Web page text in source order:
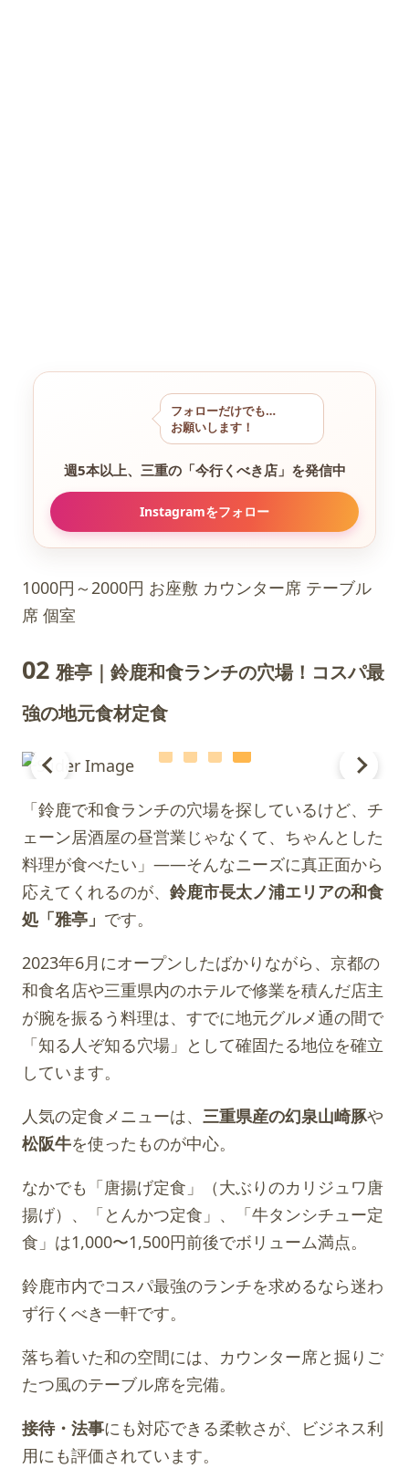
フォローだけでも…
お願いします！
週5本以上、三重の「今行くべき店」を発信中
Instagramをフォロー
1000円～2000円 お座敷 カウンター席 テーブル
席 個室
02 雅亭｜鈴鹿和食ランチの穴場！コスパ最
強の地元食材定食
「鈴鹿で和食ランチの穴場を探しているけど、チ
ェーン居酒屋の昼営業じゃなくて、ちゃんとした
料理が食べたい」——そんなニーズに真正面から
応えてくれるのが、 鈴鹿市長太ノ浦エリアの和食
処「雅亭」 です。
2023年6月にオープンしたばかりながら、京都の
和食名店や三重県内のホテルで修業を積んだ店主
が腕を振るう料理は、すでに地元グルメ通の間で
「知る人ぞ知る穴場」として確固たる地位を確立
しています。
人気の定食メニューは、 三重県産の幻泉山崎豚や
松阪牛を使ったものが中心。
なかでも「唐揚げ定食」（大ぶりのカリジュワ唐
揚げ）、「とんかつ定食」、「牛タンシチュー定
食」は1,000〜1,500円前後でボリューム満点。
鈴鹿市内でコスパ最強のランチを求めるなら迷わ
ず行くべき一軒です。
落ち着いた和の空間には、カウンター席と掘りご
たつ風のテーブル席を完備。
接待・法事にも対応できる柔軟さが、ビジネス利
用にも評価されています。